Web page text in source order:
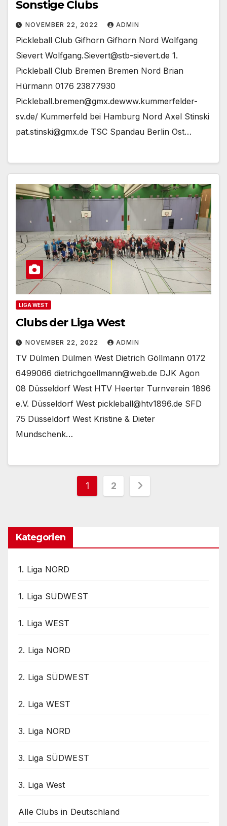
Sonstige Clubs
NOVEMBER 22, 2022 ADMIN
Pickleball Club Gifhorn Gifhorn Nord Wolfgang
Sievert Wolfgang.Sievert@stb-sievert.de 1.
Pickleball Club Bremen Bremen Nord Brian
Hürmann 0176 23877930
Pickleball.bremen@gmx.dewww.kummerfelder-
sv.de/ Kummerfeld bei Hamburg Nord Axel Stinski
pat.stinski@gmx.de TSC Spandau Berlin Ost…
LIGA WEST
Clubs der Liga West
NOVEMBER 22, 2022 ADMIN
TV Dülmen Dülmen West Dietrich Göllmann 0172
6499066 dietrichgoellmann@web.de DJK Agon
08 Düsseldorf West HTV Heerter Turnverein 1896
e.V. Düsseldorf West pickleball@htv1896.de SFD
75 Düsseldorf West Kristine & Dieter
Mundschenk…
1 2
Kategorien
1. Liga NORD
1. Liga SÜDWEST
1. Liga WEST
2. Liga NORD
2. Liga SÜDWEST
2. Liga WEST
3. Liga NORD
3. Liga SÜDWEST
3. Liga West
Alle Clubs in Deutschland